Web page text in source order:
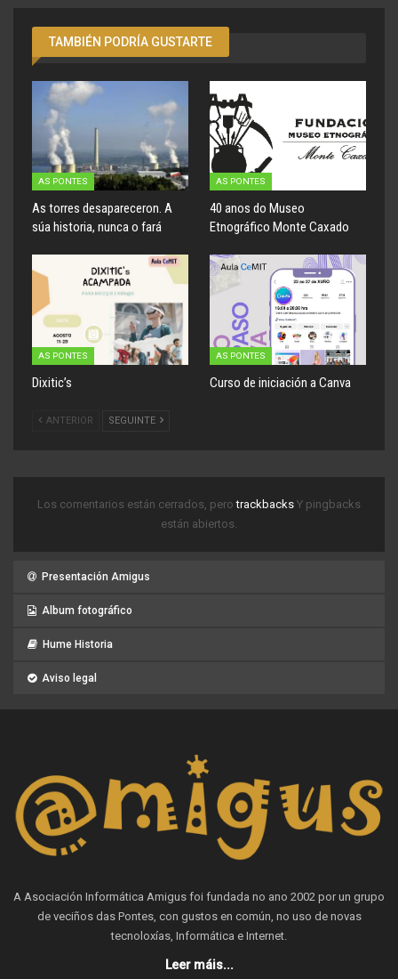
TAMBIÉN PODRÍA GUSTARTE
AS PONTES
As torres desapareceron. A
súa historia, nunca o fará
AS PONTES
40 anos do Museo
Etnográfico Monte Caxado
AS PONTES
Dixitic’s
AS PONTES
Curso de iniciación a Canva
ANTERIOR SEGUINTE
Los comentarios están cerrados, perotrackbacks Y pingbacks
están abiertos.
Presentación Amigus
Album fotográfico
Hume Historia
Aviso legal
A Asociación Informática Amigus foi fundada no ano 2002 por un grupo
de veciños das Pontes, con gustos en común, no uso de novas
tecnoloxías, Informática e Internet.
Leer máis...